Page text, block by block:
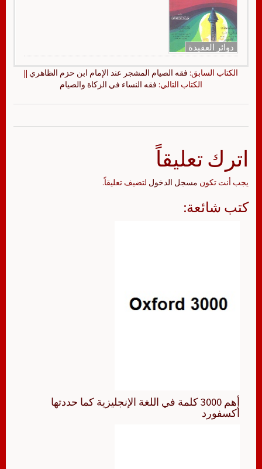
دوائر العقيدة
الكتاب السابق: فقه الصيام المشجر عند الإمام ابن حزم الظاهري ||
الكتاب التالي: فقه النساء في الزكاة والصيام
اترك تعليقاً
يجب أنت تكون مسجل الدخول لتضيف تعليقاً.
كتب شائعة:
أهم 3000 كلمة في اللغة الإنجليزية كما حددتها
أكسفورد